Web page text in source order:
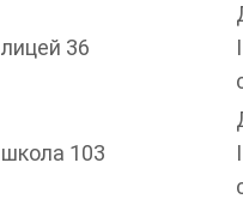
лицей 36
школа 103